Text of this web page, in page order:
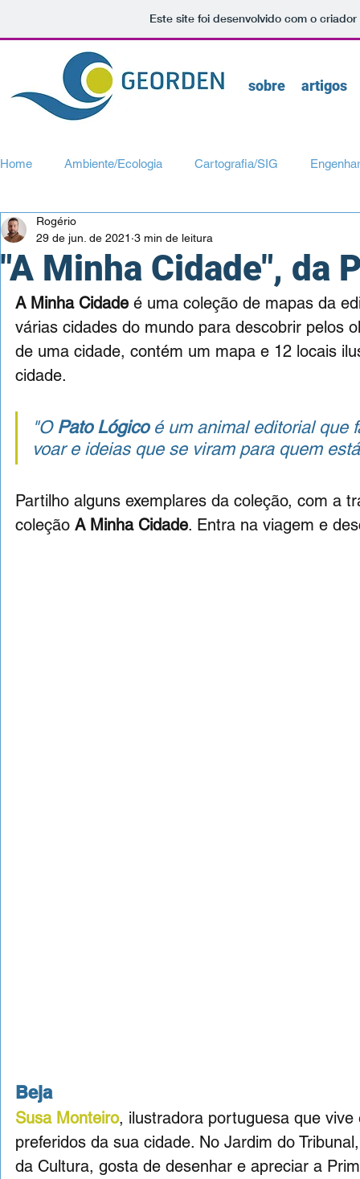
Este site foi desenvolvido com o
sobre artigos
Home Ambiente/Ecologia Cartografia/SIG
Transportes/Mobilidade
"A Minha Cidade", da
Rogério
29 de jun. de 2021 3 min de leitura
A Minha Cidade é uma coleção de mapas da
várias cidades do mundo para descobrir pelos
de uma cidade, contém um mapa e 12 locais
cidade.
"O Pato Lógico é um animal editorial que
voar e ideias que se viram para quem
Partilho alguns exemplares da coleção, com a
coleção A Minha Cidade. Entra na viagem e
Beja
Susa Monteiro, ilustradora portuguesa que
preferidos da sua cidade. No Jardim do
da Cultura, gosta de desenhar e apreciar a